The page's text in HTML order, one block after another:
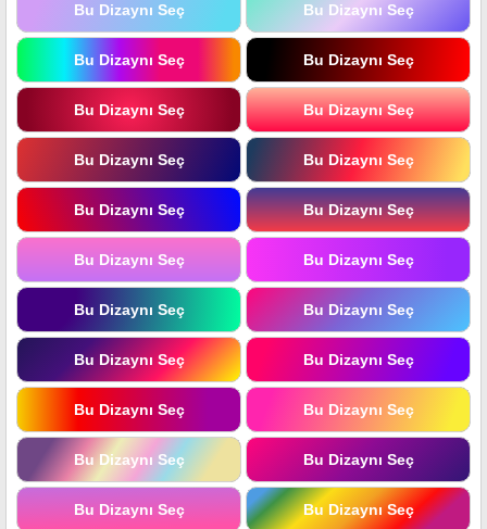
Bu Dizaynı Seç Bu Dizaynı Seç
Bu Dizaynı Seç Bu Dizaynı Seç
Bu Dizaynı Seç Bu Dizaynı Seç
Bu Dizaynı Seç Bu Dizaynı Seç
Bu Dizaynı Seç Bu Dizaynı Seç
Bu Dizaynı Seç Bu Dizaynı Seç
Bu Dizaynı Seç Bu Dizaynı Seç
Bu Dizaynı Seç Bu Dizaynı Seç
Bu Dizaynı Seç Bu Dizaynı Seç
Bu Dizaynı Seç Bu Dizaynı Seç
Bu Dizaynı Seç Bu Dizaynı Seç